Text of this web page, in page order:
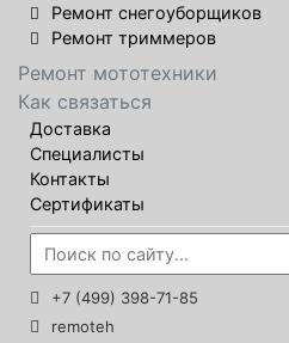
Ремонт снегоуборщиков
Ремонт триммеров
Ремонт мототехники
Как связаться
Доставка
Специалисты
Контакты
Сертификаты
+7 (499) 398-71-85
remoteh